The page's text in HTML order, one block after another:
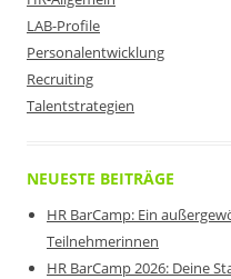
LAB-Profile
Personalentwicklung
Recruiting
Talentstrategien
NEUESTE BEITRÄGE
HR BarCamp: Ein
Teilnehmerinnen
HR BarCamp 2026: Deine